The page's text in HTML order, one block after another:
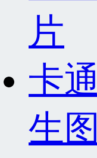
片
卡
生